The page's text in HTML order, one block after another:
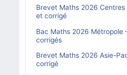
Brevet Maths 2026 Centres
et corrigé
Bac Maths 2026 Métropole
corrigés
Brevet Maths 2026 Asie-
corrigé